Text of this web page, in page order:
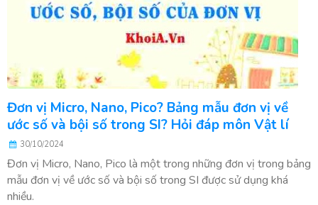
Đơn vị Micro, Nano, Pico? Bảng mẫu đơn vị về
ước số và bội số trong SI? Hỏi đáp môn Vật lí
30/10/2024
Đơn vị Micro, Nano, Pico là một trong những đơn vị trong bảng
mẫu đơn vị về ước số và bội số trong SI được sử dụng khá
nhiều.